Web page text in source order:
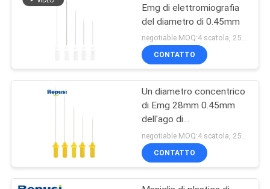
MAPPA
PRIVACY
Elettrodi dell'ago di
Subdermal
18
18
Emg di elettromiografia
del diametro di 0.45mm
negotiable MOQ:4 scatola, 25pcs per scatola
CONTATTO
Un diametro concentrico
di Emg 28mm 0.45mm
dell'ago di
Electromiography di voltanegotiable MOQ:4 scatola, 25pcs per scatola
CONTATTO